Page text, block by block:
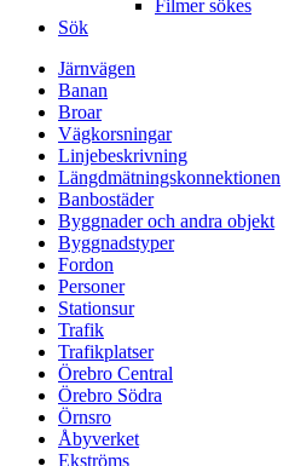
Filmer sökes
Sök
Järnvägen
Banan
Broar
Vägkorsningar
Linjebeskrivning
Längdmätningskonnektionen
Banbostäder
Byggnader och andra objekt
Byggnadstyper
Fordon
Personer
Stationsur
Trafik
Trafikplatser
Örebro Central
Örebro Södra
Örnsro
Åbyverket
Ekströms